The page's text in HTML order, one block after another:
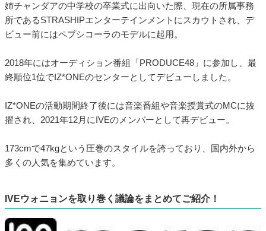
姉チャンダアの中学校の卒業式に出向いた際、現在の所属事務
所であるSTRASHIPエンターテインメントにスカウトされ、デ
ビュー前にはペプシコーラのモデルに起用。
2018年にはオーディション番組「PRODUCE48」に参加し、最
終順位1位でIZ*ONEのセンターとしてデビューしました。
IZ*ONEの活動期間終了後には音楽番組や音楽授賞式のMCに抜
擢され、2021年12月にIVEのメンバーとして再デビュー。
173cmで47kgという圧巻のスタイルを誇っており、国内外から
多くの人気を集めています。
IVEウォニョンを取り巻く議論をまとめてご紹介！